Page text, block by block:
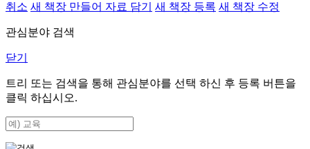
취소 새 책장 만들어 자료 담기 새 책장 등록 새 책장 수정
관심분야 검색
닫기
트리 또는 검색을 통해 관심분야를 선택 하신 후 등록 버튼을
클릭 하십시오.